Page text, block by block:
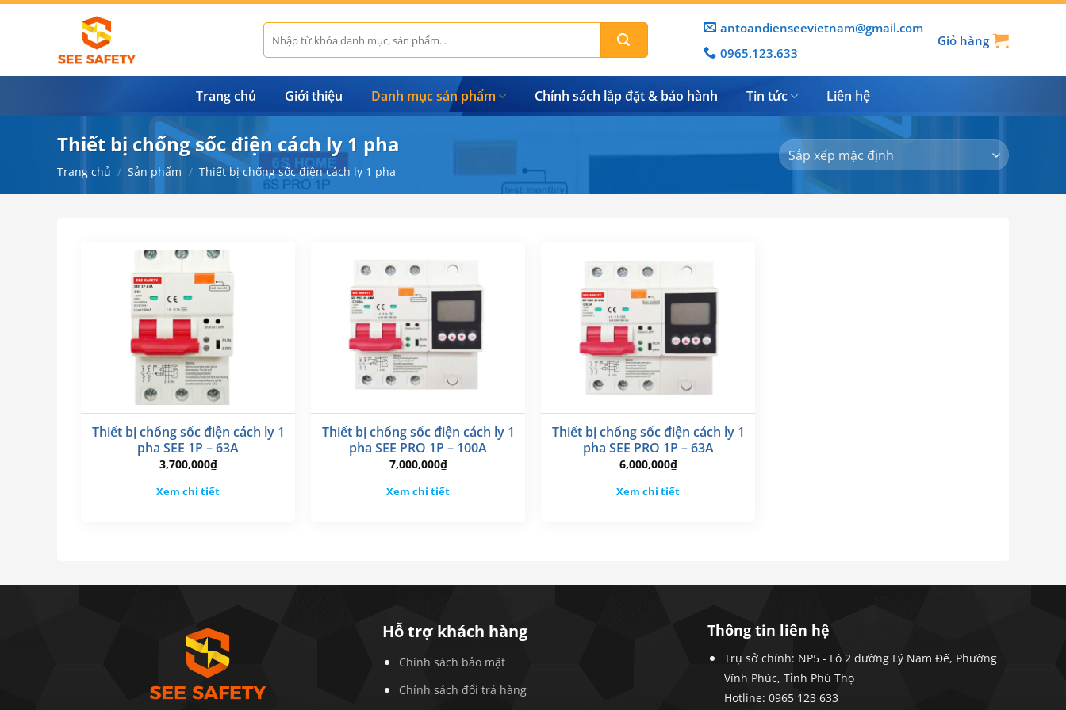
Bỏ
Tìm
kiếm:
antoandienseevietnam@gmail.com
0965.123.633
Giỏ hàng
Trang chủ Giới thiệu Danh mục sản phẩm Chính sách lắp đặt & bảo hành Tin tức Liên hệ
Thiết bị chống sốc điện cách ly 1 pha
Trang chủ / Sản phẩm / Thiết bị chống sốc điện cách ly 1 pha
Thiết bị chống sốc điện cách ly 1
pha SEE 1P – 63A
3,700,000₫
Xem chi tiết
Thiết bị chống sốc điện cách ly 1
pha SEE PRO 1P – 100A
7,000,000₫
Xem chi tiết
Thiết bị chống sốc điện cách ly 1
pha SEE PRO 1P – 63A
6,000,000₫
Xem chi tiết
Hỗ trợ khách hàng
Chính sách bảo mật
Chính sách đổi trả hàng
Thông tin liên hệ
Trụ sở chính: NP5 - Lô 2 đường Lý Nam Đế, Phường
Vĩnh Phúc, Tỉnh Phú Thọ
Hotline: 0965 123 633